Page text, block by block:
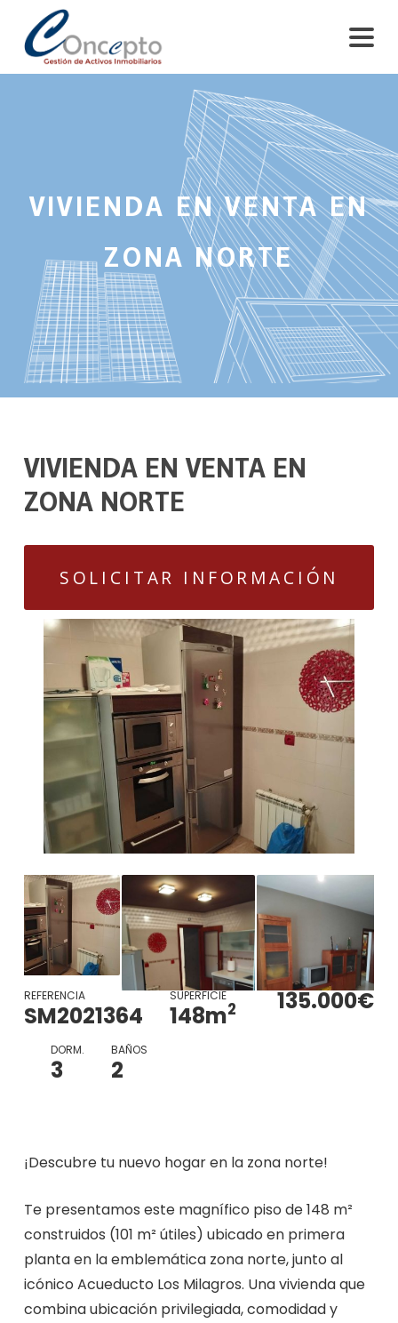
VIVIENDA EN VENTA EN
ZONA NORTE
VIVIENDA EN VENTA EN
ZONA NORTE
SOLICITAR INFORMACIÓN
135.000€
REFERENCIA
SM2021364
SUPERFICIE
148m2
DORM.
3
BAÑOS
2
¡Descubre tu nuevo hogar en la zona norte!
Te presentamos este magnífico piso de 148 m²
construidos (101 m² útiles) ubicado en primera
planta en la emblemática zona norte, junto al
icónico Acueducto Los Milagros. Una vivienda que
combina ubicación privilegiada, comodidad y